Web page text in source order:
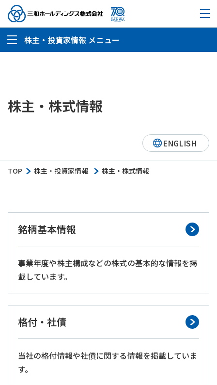
株主・投資家情報 メニュー
株主・株式情報
TOP 株主・投資家情報 株主・株式情報
ENGLISH
銘柄基本情報
事業年度や株主構成などの株式の基本的な情報を掲
載しています。
格付・社債
当社の格付情報や社債に関する情報を掲載していま
す。